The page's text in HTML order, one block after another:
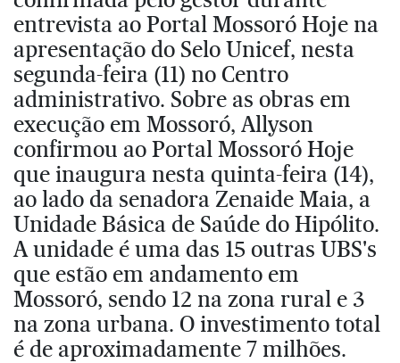
entrevista ao Portal Mossoró Hoje na
apresentação do Selo Unicef, nesta
segunda-feira (11) no Centro
administrativo. Sobre as obras em
execução em Mossoró, Allyson
confirmou ao Portal Mossoró Hoje
que inaugura nesta quinta-feira (14),
ao lado da senadora Zenaide Maia, a
Unidade Básica de Saúde do Hipólito.
A unidade é uma das 15 outras UBS's
que estão em andamento em
Mossoró, sendo 12 na zona rural e 3
na zona urbana. O investimento total
é de aproximadamente 7 milhões.